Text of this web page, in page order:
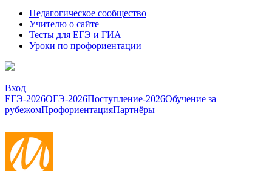
Педагогическое сообщество
Учителю о сайте
Тесты для ЕГЭ и ГИА
Уроки по профориентации
Вход
ЕГЭ-2026ОГЭ-2026Поступление-2026Обучение за
рубежомПрофориентацияПартнёры